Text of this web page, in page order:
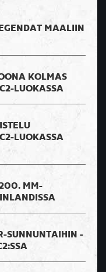
MAALIIN
KOLMAS
LUOKASSA
LUOKASSA
200. MM-
SUNNUNTAIHIN -